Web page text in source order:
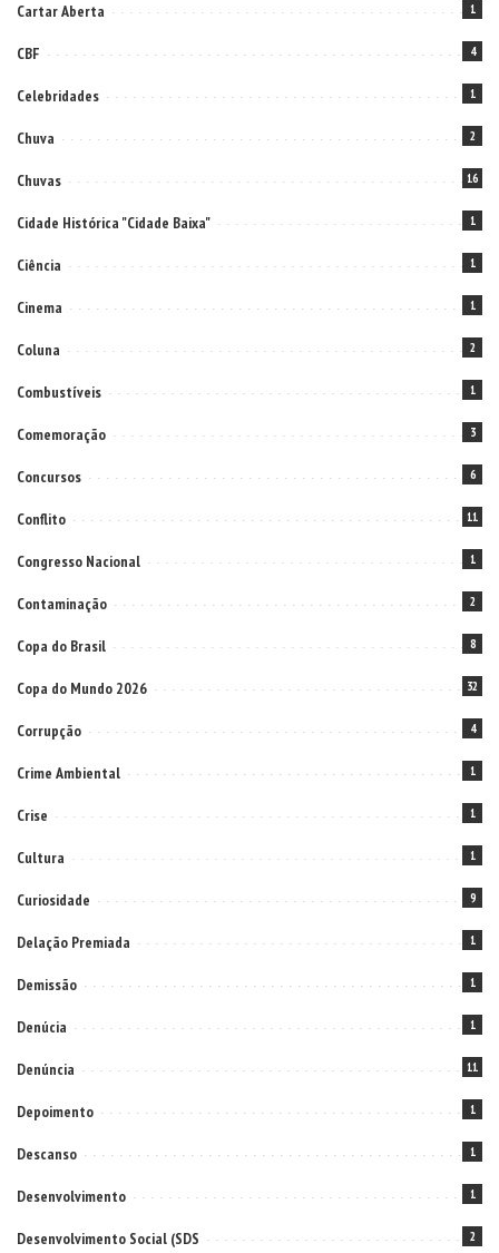
Cartar Aberta 1
CBF 4
Celebridades 1
Chuva 2
Chuvas 16
Cidade Histórica "Cidade Baixa" 1
Ciência 1
Cinema 1
Coluna 2
Combustíveis 1
Comemoração 3
Concursos 6
Conflito 11
Congresso Nacional 1
Contaminação 2
Copa do Brasil 8
Copa do Mundo 2026 32
Corrupção 4
Crime Ambiental 1
Crise 1
Cultura 1
Curiosidade 9
Delação Premiada 1
Demissão 1
Denúcia 1
Denúncia 11
Depoimento 1
Descanso 1
Desenvolvimento 1
Desenvolvimento Social (SDS 2